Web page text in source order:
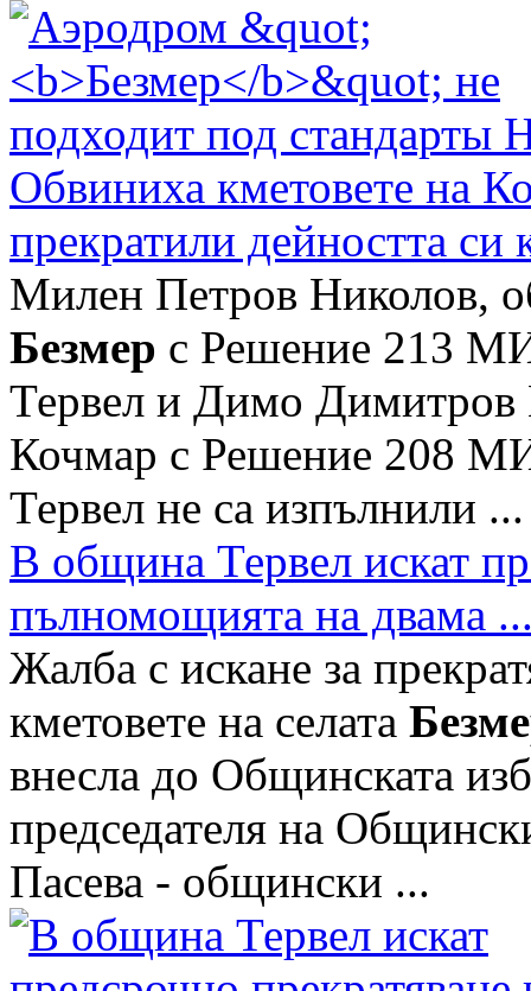
Обвиниха кметовете на
прекратили дейността си
Милен Петров Николов,
Безмер с Решение 213
Тервел и Димо Димитров
Кочмар с Решение 208
Тервел не са изпълнили ...
В община Тервел искат
пълномощията на двама
Жалба с искане за
кметовете на селата
внесла до Общинската
председателя на
Пасева - общински ...